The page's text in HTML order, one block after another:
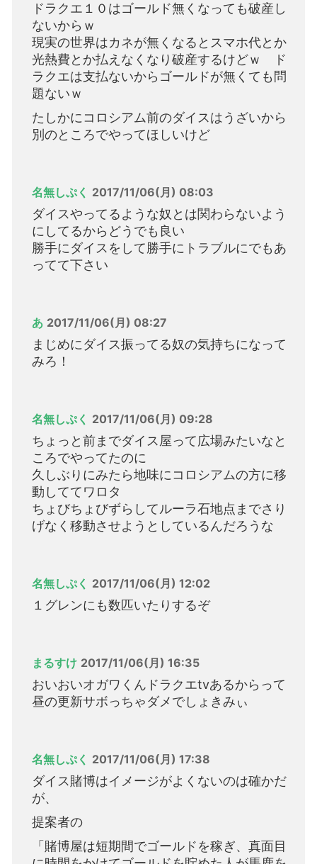
ドラクエ１０はゴールド無くなっても破産し
ないからｗ
現実の世界はカネが無くなるとスマホ代とか
光熱費とか払えなくなり破産するけどｗ ド
ラクエは支払ないからゴールドが無くても問
題ないｗ
たしかにコロシアム前のダイスはうざいから
別のところでやってほしいけど
名無しぷく 2017/11/06(月) 08:03
ダイスやってるような奴とは関わらないよう
にしてるからどうでも良い
勝手にダイスをして勝手にトラブルにでもあ
ってて下さい
あ 2017/11/06(月) 08:27
まじめにダイス振ってる奴の気持ちになって
みろ！
名無しぷく 2017/11/06(月) 09:28
ちょっと前までダイス屋って広場みたいなと
ころでやってたのに
久しぶりにみたら地味にコロシアムの方に移
動しててワロタ
ちょびちょびずらしてルーラ石地点までさり
げなく移動させようとしているんだろうな
名無しぷく 2017/11/06(月) 12:02
１グレンにも数匹いたりするぞ
まるすけ 2017/11/06(月) 16:35
おいおいオガワくんドラクエtvあるからって
昼の更新サボっちゃダメでしょきみぃ
名無しぷく 2017/11/06(月) 17:38
ダイス賭博はイメージがよくないのは確かだ
が、
提案者の
「賭博屋は短期間でゴールドを稼ぎ、真面目